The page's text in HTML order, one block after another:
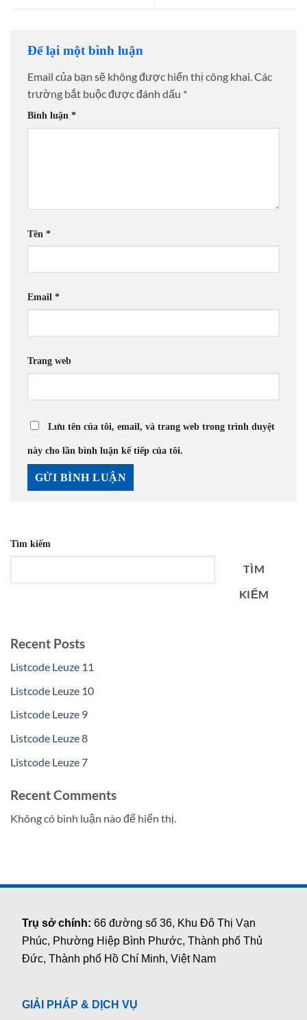
Để lại một bình luận
Email của bạn sẽ không được hiển thị công khai. Các
trường bắt buộc được đánh dấu *
Bình luận *
Tên *
Email *
Trang web
Lưu tên của tôi, email, và trang web trong trình duyệt
này cho lần bình luận kế tiếp của tôi.
Tìm kiếm
TÌM
KIẾM
Recent Posts
Listcode Leuze 11
Listcode Leuze 10
Listcode Leuze 9
Listcode Leuze 8
Listcode Leuze 7
Recent Comments
Không có bình luận nào để hiển thị.
Trụ sở chính:66 đường số 36, Khu Đô Thị Vạn
Phúc, Phường Hiệp Bình Phước, Thành phố Thủ
Đức, Thành phố Hồ Chí Minh, Việt Nam
GIẢI PHÁP & DỊCH VỤ